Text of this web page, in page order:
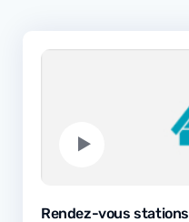
Rendez-vous stations